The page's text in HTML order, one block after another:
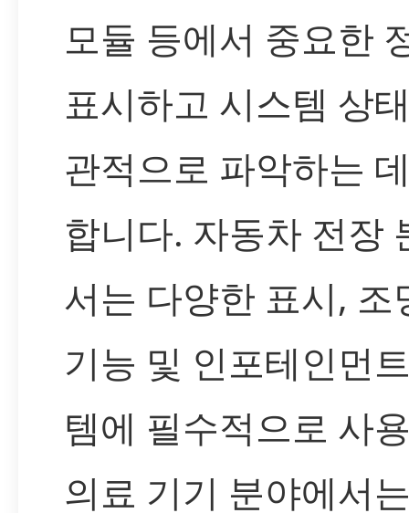
모듈 등에서 중요한
표시하고 시스템 상
관적으로 파악하는
합니다. 자동차 전장
서는 다양한 표시, 조
기능 및 인포테인먼
템에 필수적으로 사
의료 기기 분야에서